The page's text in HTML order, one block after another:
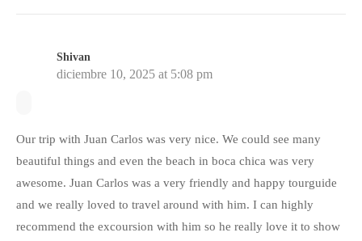
Shivan
diciembre 10, 2025 at 5:08 pm
Our trip with Juan Carlos was very nice. We could see many
beautiful things and even the beach in boca chica was very
awesome. Juan Carlos was a very friendly and happy tourguide
and we really loved to travel around with him. I can highly
recommend the excoursion with him so he really love it to show